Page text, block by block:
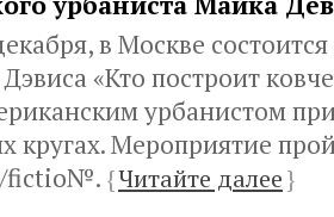
в Москве
«Кто построит
урбанистом
кругах. Мероприятие
fictio№. {Читайте далее}